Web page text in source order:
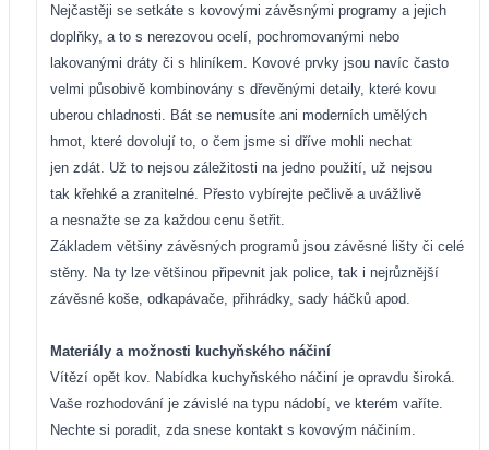
Nejčastěji se setkáte s kovovými závěsnými programy a jejich
doplňky, a to s nerezovou ocelí, pochromovanými nebo
lakovanými dráty či s hliníkem. Kovové prvky jsou navíc často
velmi působivě kombinovány s dřevěnými detaily, které kovu
uberou chladnosti. Bát se nemusíte ani moderních umělých
hmot, které dovolují to, o čem jsme si dříve mohli nechat
jen zdát. Už to nejsou záležitosti na jedno použití, už nejsou
tak křehké a zranitelné. Přesto vybírejte pečlivě a uvážlivě
a nesnažte se za každou cenu šetřit.
Základem většiny závěsných programů jsou závěsné lišty či celé
stěny. Na ty lze většinou připevnit jak police, tak i nejrůznější
závěsné koše, odkapávače, přihrádky, sady háčků apod.
Materiály a možnosti kuchyňského náčiní
Vítězí opět kov. Nabídka kuchyňského náčiní je opravdu široká.
Vaše rozhodování je závislé na typu nádobí, ve kterém vaříte.
Nechte si poradit, zda snese kontakt s kovovým náčiním.